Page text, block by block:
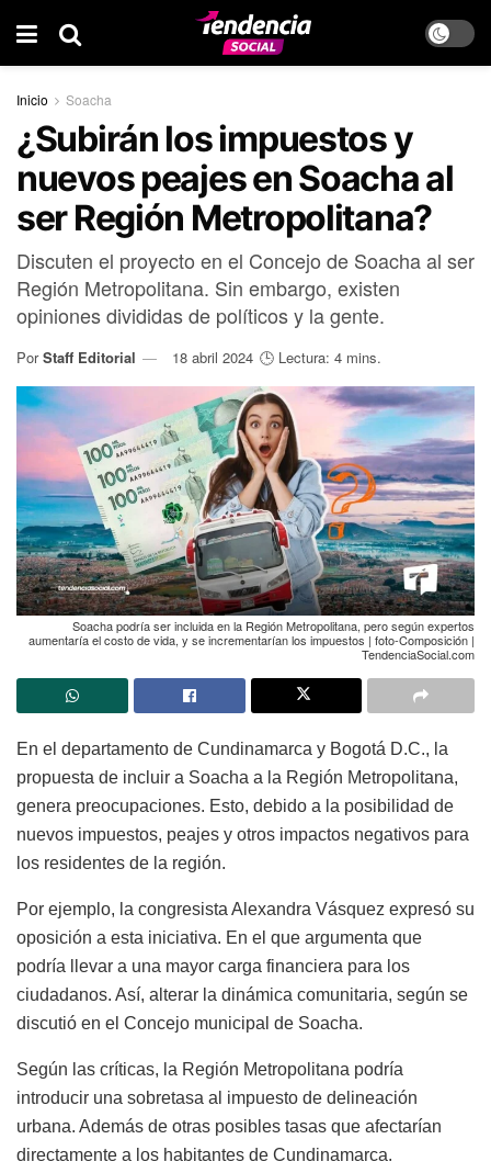
Inicio Soacha
¿Subirán los impuestos y
nuevos peajes en Soacha al
ser Región Metropolitana?
Discuten el proyecto en el Concejo de Soacha al ser
Región Metropolitana. Sin embargo, existen
opiniones divididas de políticos y la gente.
Por Staff Editorial 18 abril 2024 🕒 Lectura: 4 mins.
Soacha podría ser incluida en la Región Metropolitana, pero según expertos
aumentaría el costo de vida, y se incrementarían los impuestos | foto-Composición |
TendenciaSocial.com
En el departamento de Cundinamarca y Bogotá D.C., la
propuesta de incluir a Soacha a la Región Metropolitana,
genera preocupaciones. Esto, debido a la posibilidad de
nuevos impuestos, peajes y otros impactos negativos para
los residentes de la región.
Por ejemplo, la congresista Alexandra Vásquez expresó su
oposición a esta iniciativa. En el que argumenta que
podría llevar a una mayor carga financiera para los
ciudadanos. Así, alterar la dinámica comunitaria, según se
discutió en el Concejo municipal de Soacha.
Según las críticas, la Región Metropolitana podría
introducir una sobretasa al impuesto de delineación
urbana. Además de otras posibles tasas que afectarían
directamente a los habitantes de Cundinamarca.